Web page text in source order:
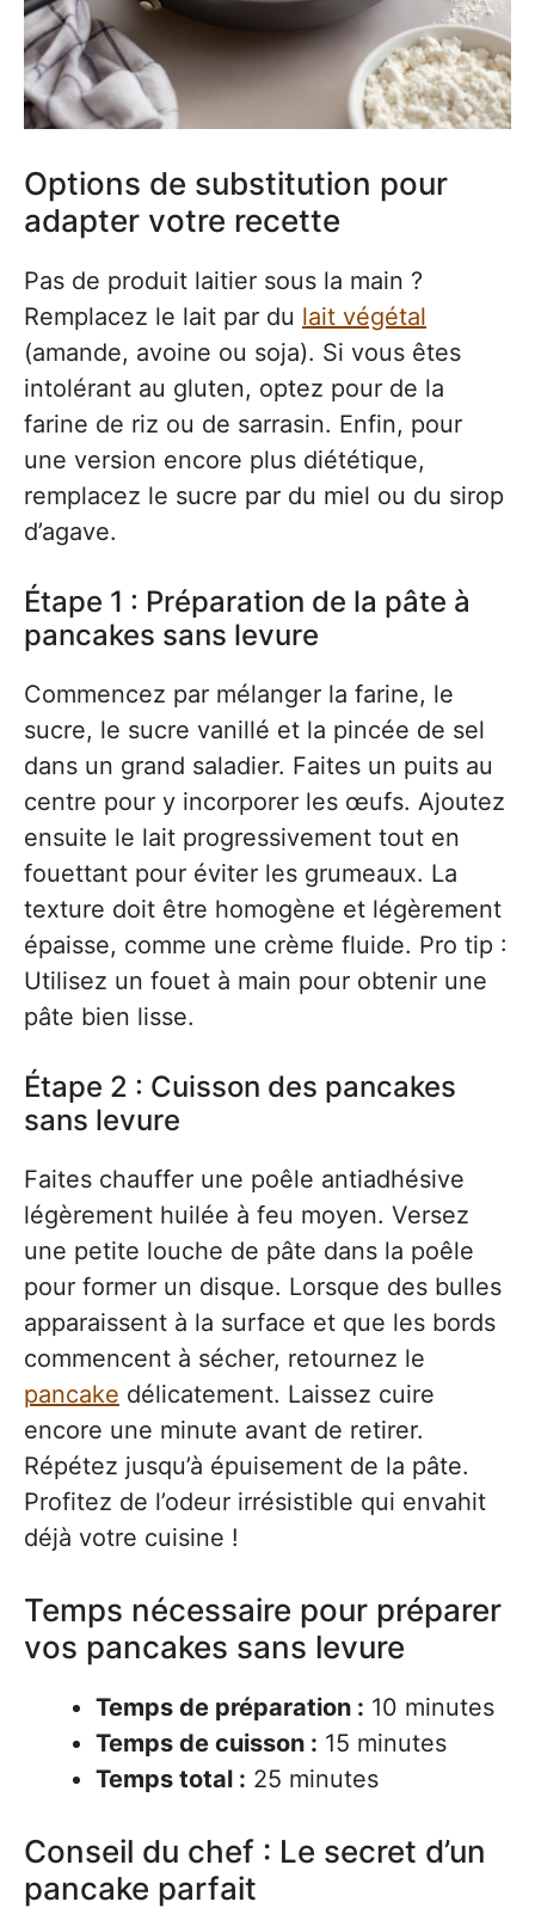
Options de substitution pour
adapter votre recette
Pas de produit laitier sous la main ?
Remplacez le lait par du lait végétal
(amande, avoine ou soja). Si vous êtes
intolérant au gluten, optez pour de la
farine de riz ou de sarrasin. Enfin, pour
une version encore plus diététique,
remplacez le sucre par du miel ou du sirop
d’agave.
Étape 1 : Préparation de la pâte à
pancakes sans levure
Commencez par mélanger la farine, le
sucre, le sucre vanillé et la pincée de sel
dans un grand saladier. Faites un puits au
centre pour y incorporer les œufs. Ajoutez
ensuite le lait progressivement tout en
fouettant pour éviter les grumeaux. La
texture doit être homogène et légèrement
épaisse, comme une crème fluide. Pro tip :
Utilisez un fouet à main pour obtenir une
pâte bien lisse.
Étape 2 : Cuisson des pancakes
sans levure
Faites chauffer une poêle antiadhésive
légèrement huilée à feu moyen. Versez
une petite louche de pâte dans la poêle
pour former un disque. Lorsque des bulles
apparaissent à la surface et que les bords
commencent à sécher, retournez le
pancake délicatement. Laissez cuire
encore une minute avant de retirer.
Répétez jusqu’à épuisement de la pâte.
Profitez de l’odeur irrésistible qui envahit
déjà votre cuisine !
Temps nécessaire pour préparer
vos pancakes sans levure
Temps de préparation : 10 minutes
Temps de cuisson : 15 minutes
Temps total : 25 minutes
Conseil du chef : Le secret d’un
pancake parfait